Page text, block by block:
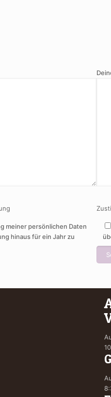
meiner persönlichen Daten
hinaus für ein Jahr zu